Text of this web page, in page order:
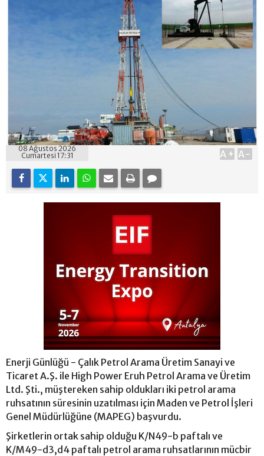
08 Ağustos 2026
Cumartesi 17:31
A+ A-
Enerji Günlüğü - Çalık Petrol Arama Üretim Sanayi ve
Ticaret A.Ş. ile High Power Eruh Petrol Arama ve Üretim
Ltd. Şti., müştereken sahip oldukları iki petrol arama
ruhsatının süresinin uzatılması için Maden ve Petrol İşleri
Genel Müdürlüğüne (MAPEG) başvurdu.
Şirketlerin ortak sahip olduğu K/N49-b paftalı ve
K/M49-d3,d4 paftalı petrol arama ruhsatlarının mücbir